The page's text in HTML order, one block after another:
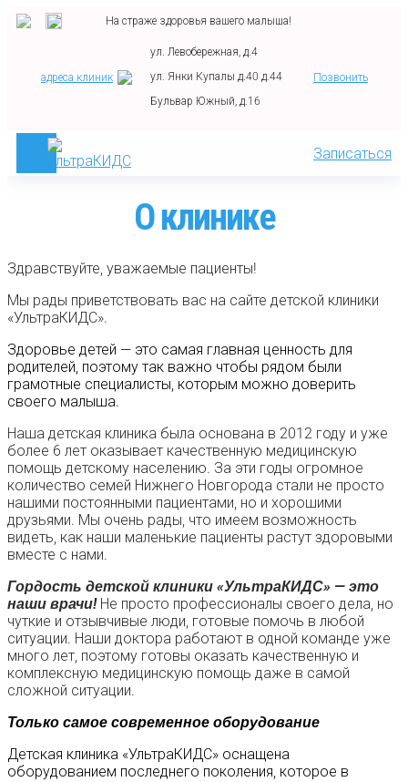
адреса клиник
ул. Левобережная, д.4
ул. Янки Купалы д.40 д.44
Бульвар Южный, д.16
На страже здоровья вашего малыша!
Позвонить
Записаться
О клинике
Здравствуйте, уважаемые пациенты!
Мы рады приветствовать вас на сайте детской клиники
«УльтраКИДС».
Здоровье детей — это самая главная ценность для
родителей, поэтому так важно чтобы рядом были
грамотные специалисты, которым можно доверить
своего малыша.
Наша детская клиника была основана в 2012 году и уже
более 6 лет оказывает качественную медицинскую
помощь детскому населению. За эти годы огромное
количество семей Нижнего Новгорода стали не просто
нашими постоянными пациентами, но и хорошими
друзьями. Мы очень рады, что имеем возможность
видеть, как наши маленькие пациенты растут здоровыми
вместе с нами.
Гордость детской клиники «УльтраКИДС» — это
наши врачи!Не просто профессионалы своего дела, но
чуткие и отзывчивые люди, готовые помочь в любой
ситуации. Наши доктора работают в одной команде уже
много лет, поэтому готовы оказать качественную и
комплексную медицинскую помощь даже в самой
сложной ситуации.
Только самое современное оборудование
Детская клиника «УльтраКИДС» оснащена
оборудованием последнего поколения, которое в